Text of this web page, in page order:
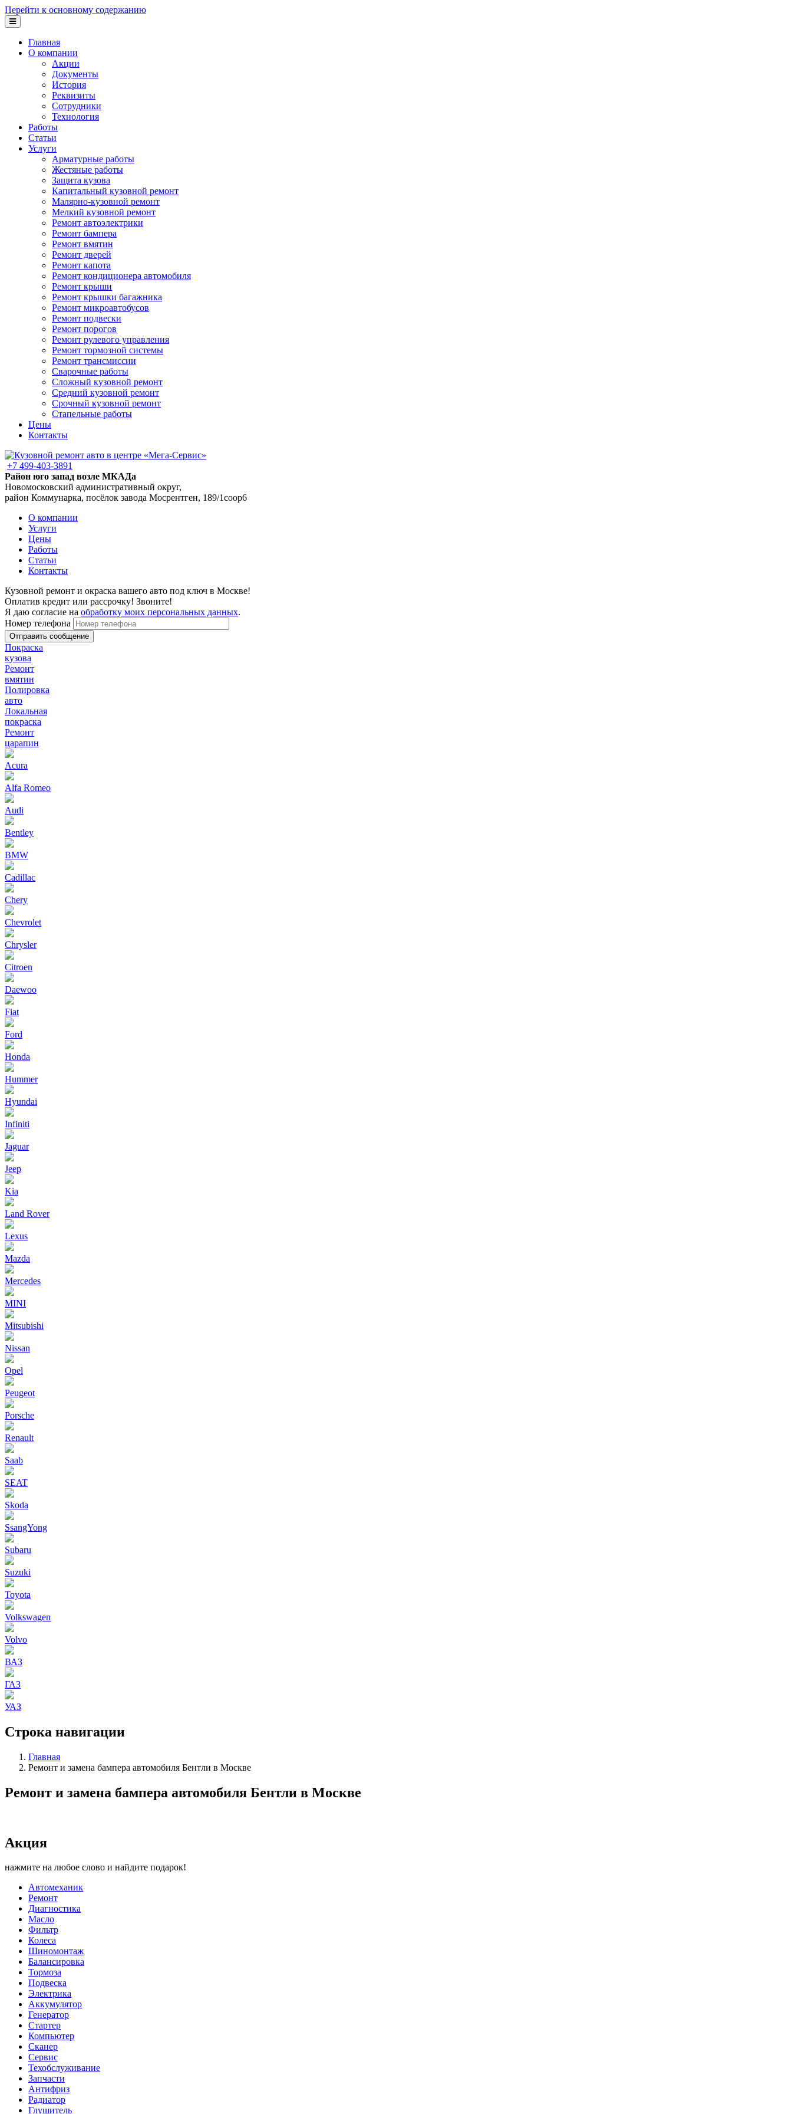
Перейти к основному содержанию
Главная
О компании
Акции
Документы
История
Реквизиты
Сотрудники
Технология
Работы
Статьи
Услуги
Арматурные работы
Жестяные работы
Защита кузова
Капитальный кузовной ремонт
Малярно-кузовной ремонт
Мелкий кузовной ремонт
Ремонт автоэлектрики
Ремонт бампера
Ремонт вмятин
Ремонт дверей
Ремонт капота
Ремонт кондиционера автомобиля
Ремонт крыши
Ремонт крышки багажника
Ремонт микроавтобусов
Ремонт подвески
Ремонт порогов
Ремонт рулевого управления
Ремонт тормозной системы
Ремонт трансмиссии
Сварочные работы
Сложный кузовной ремонт
Средний кузовной ремонт
Срочный кузовной ремонт
Стапельные работы
Цены
Контакты
+7 499-403-3891
Район юго запад возле МКАДа
Новомосковский административный округ,
район Коммунарка, посёлок завода Мосрентген, 189/1соор6
О компании
Услуги
Цены
Работы
Статьи
Контакты
Кузовной ремонт и окраска вашего авто под ключ в Москве!
Оплатив кредит или рассрочку! Звоните!
Я даю согласие на обработку моих персональных данных.
Номер телефона
Покраска
кузова
Ремонт
вмятин
Полировка
авто
Локальная
покраска
Ремонт
царапин
Acura
Alfa Romeo
Audi
Bentley
BMW
Cadillac
Chery
Chevrolet
Chrysler
Citroen
Daewoo
Fiat
Ford
Honda
Hummer
Hyundai
Infiniti
Jaguar
Jeep
Kia
Land Rover
Lexus
Mazda
Mercedes
MINI
Mitsubishi
Nissan
Opel
Peugeot
Porsche
Renault
Saab
SEAT
Skoda
SsangYong
Subaru
Suzuki
Toyota
Volkswagen
Volvo
ВАЗ
ГАЗ
УАЗ
Строка навигации
Главная
Ремонт и замена бампера автомобиля Бентли в Москве
Ремонт и замена бампера автомобиля Бентли в Москве
Акция
нажмите на любое слово и найдите подарок!
Автомеханик
Ремонт
Диагностика
Масло
Фильтр
Колеса
Шиномонтаж
Балансировка
Тормоза
Подвеска
Электрика
Аккумулятор
Генератор
Стартер
Компьютер
Сканер
Сервис
Техобслуживание
Запчасти
Антифриз
Радиатор
Глушитель